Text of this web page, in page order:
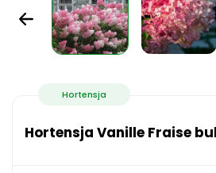
Hortensja
Hortensja Vanille Fraise